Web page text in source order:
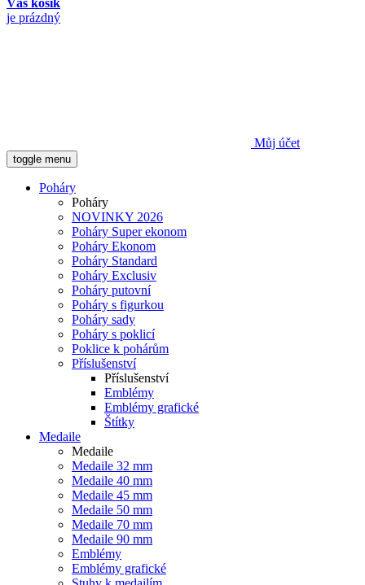
je prázdný
Můj účet
toggle menu
Poháry
Poháry
NOVINKY 2026
Poháry Super ekonom
Poháry Ekonom
Poháry Standard
Poháry Exclusiv
Poháry putovní
Poháry s figurkou
Poháry sady
Poháry s poklicí
Poklice k pohárům
Příslušenství
Příslušenství
Emblémy
Emblémy grafické
Štítky
Medaile
Medaile
Medaile 32 mm
Medaile 40 mm
Medaile 45 mm
Medaile 50 mm
Medaile 70 mm
Medaile 90 mm
Emblémy
Emblémy grafické